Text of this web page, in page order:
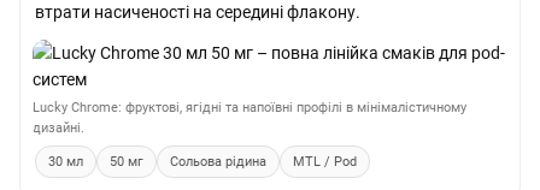
втрати насиченості на середині флакону.
Lucky Chrome: фруктові, ягідні та напоївні профілі в мінімалістичному
дизайні.
30 мл 50 мг Сольова рідина MTL / Pod